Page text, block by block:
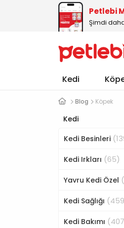
Petlebi
Şimdi daha
Kedi
Blog Köpek
Kedi
Kedi Besinleri
Kedi Irkları (65)
Yavru Kedi Özel
Kedi Sağlığı
Kedi Bakımı